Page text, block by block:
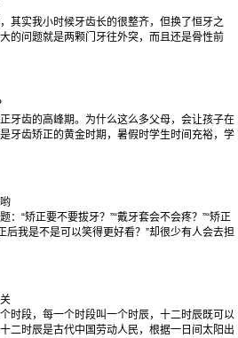
其实我小时候牙齿长的很整齐，但换了恒牙之
的问题就是两颗门牙往外突，而且还是骨性前
牙齿的高峰期。为什么这么多父母，会让孩子在
牙齿矫正的黄金时期，暑假时学生时间充裕，学
“矫正要不要拔牙？”“戴牙套会不会疼？”“矫正
后我是不是可以笑得更好看？”却很少有人会去担
时段，每一个时段叫一个时辰，十二时辰既可以
二时辰是古代中国劳动人民，根据一日间太阳出